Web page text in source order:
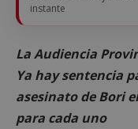
instante
La Audiencia
Ya hay sentencia
asesinato de Bori
para cada uno